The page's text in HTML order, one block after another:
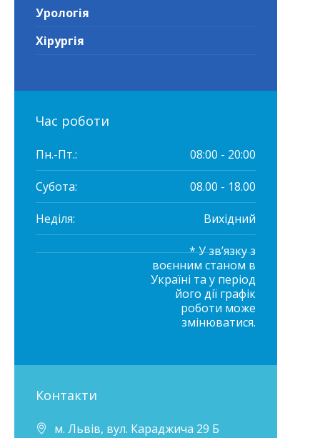
Урологія
Хірургія
Час роботи
Пн.-Пт.: 08:00 - 20:00
Субота: 08.00 - 18.00
Неділя: Вихідний
* У зв’язку з
воєнним станом в
Україні та у період
його дії графік
роботи може
змінюватися.
Контакти
м. Львів, вул. Караджича 29 Б